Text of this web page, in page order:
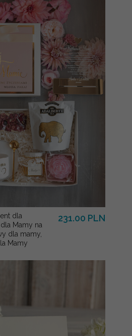
dla
Mamy na
dla mamy,
Mamy
231.00 PLN